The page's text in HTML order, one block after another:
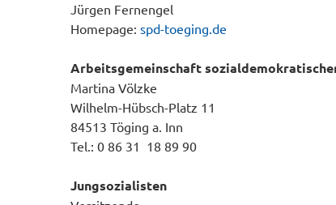
Jürgen Fernengel
Homepage: spd-toeging.de
Arbeitsgemeinschaft
Martina Völzke
Wilhelm-Hübsch-Platz 11
84513 Töging a. Inn
Tel.: 0 86 31 18 89 90
Jungsozialisten